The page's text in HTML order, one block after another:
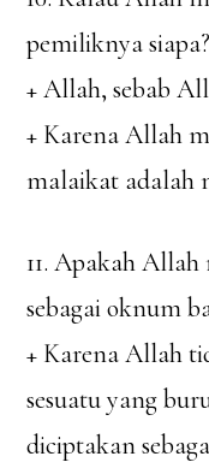
pemiliknya siapa?
+ Allah, sebab
+ Karena Allah
malaikat adalah
11. Apakah
sebagai oknum
+ Karena Allah
sesuatu yang
diciptakan